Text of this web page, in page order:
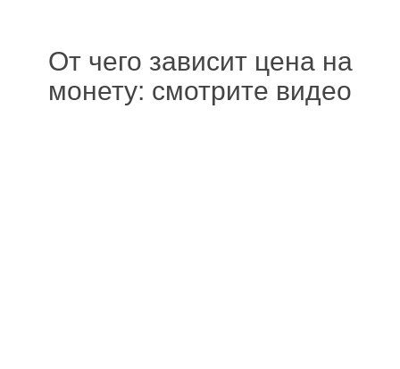
От чего зависит цена на
монету: смотрите видео